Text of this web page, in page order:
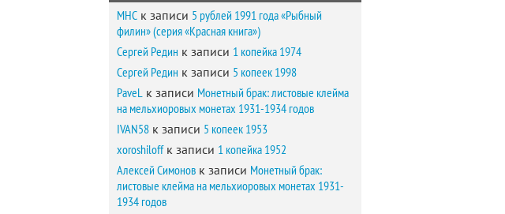
MHC к записи 5 рублей 1991 года «Рыбный
филин» (серия «Красная книга»)
Сергей Редин к записи 1 копейка 1974
Сергей Редин к записи 5 копеек 1998
PaveL к записи Монетный брак: листовые клейма
на мельхиоровых монетах 1931-1934 годов
IVAN58 к записи 5 копеек 1953
xoroshiloffк записи 1 копейка 1952
Алексей Симонов к записи Монетный брак:
листовые клейма на мельхиоровых монетах 1931-
1934 годов